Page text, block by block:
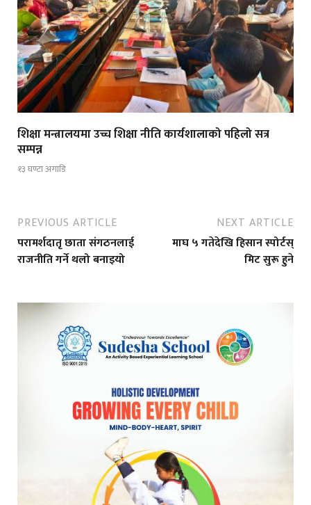
शिक्षा मन्त्रालयमा उच्च शिक्षा नीति कार्यशालाको पहिलो सत्र
सम्पन्न
१३ घण्टा अगाडि
PREVIOUS ARTICLE
परामर्शदातृ छाता संगठनलाई
राजनीति गर्ने थलो बनाइयो
NEXT ARTICLE
माघ ५ गतेदेखि हिसान स्पोर्टस्
मिट सुरू हुने